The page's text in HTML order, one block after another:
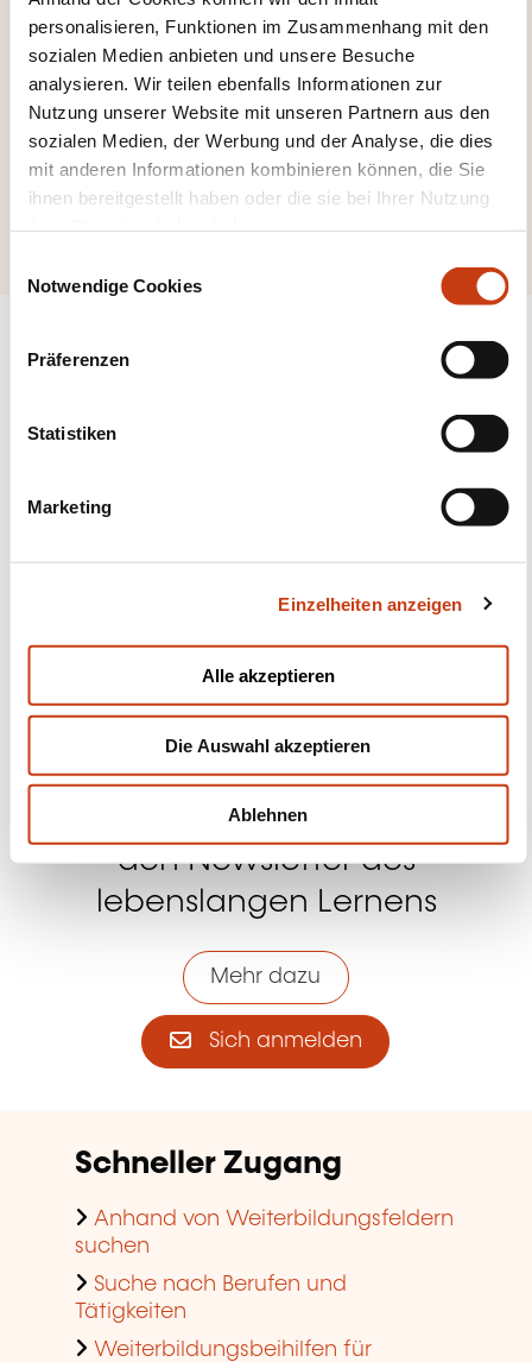
personalisieren, Funktionen im Zusammenhang mit den
sozialen Medien anbieten und unsere Besuche
analysieren. Wir teilen ebenfalls Informationen zur
Nutzung unserer Website mit unseren Partnern aus den
sozialen Medien, der Werbung und der Analyse, die dies
mit anderen Informationen kombinieren können, die Sie
ihnen bereitgestellt haben oder die sie bei Ihrer Nutzung
Notwendige Cookies
Präferenzen
Statistiken
Marketing
Einzelheiten anzeigen
Alle akzeptieren
Die Auswahl akzeptieren
Ablehnen
Hier klicken, um alle
Weiterbildungsfeld
er zu sehen
Gebäude Rohbau
YouTube
Kontakt mit uns aufnehmen
Abonnieren Sie Formanews,
den Newsletter des
lebenslangen Lernens
Mehr dazu
Sich anmelden
Schneller Zugang
Anhand von Weiterbildungsfeldern
suchen
Suche nach Berufen und
Tätigkeiten
Weiterbildungsbeihilfen für